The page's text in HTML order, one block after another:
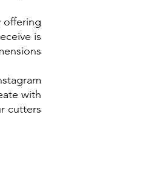
offering
is
with
cutters!